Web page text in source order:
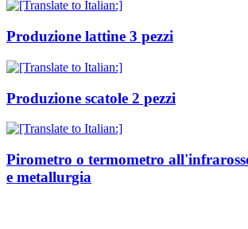
Produzione lattine 3 pezzi
Produzione scatole 2 pezzi
Pirometro o termometro
e metallurgia